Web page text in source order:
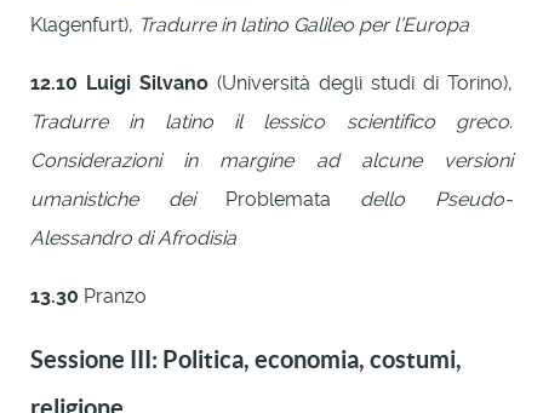
Klagenfurt), Tradurre in latino Galileo per l’Europa
12.10 Luigi Silvano (Università degli studi di Torino),
Tradurre in latino il lessico scientifico greco.
Considerazioni in margine ad alcune versioni
umanistiche deiProblemata dello Pseudo-
Alessandro di Afrodisia
13.30 Pranzo
Sessione III: Politica, economia, costumi,